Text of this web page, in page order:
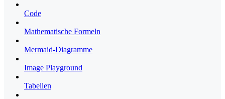
Code
Mathematische Formeln
Mermaid-Diagramme
Image Playground
Tabellen